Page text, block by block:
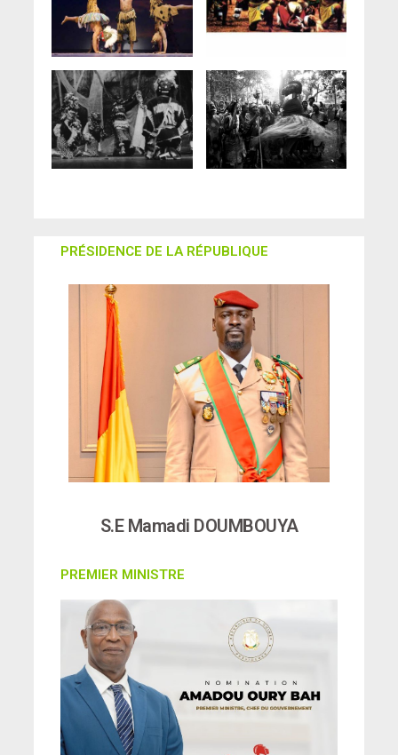
PRÉSIDENCE DE LA RÉPUBLIQUE
S.E Mamadi DOUMBOUYA
PREMIER MINISTRE